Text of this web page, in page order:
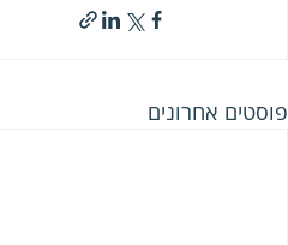
פוסטים אחרונים